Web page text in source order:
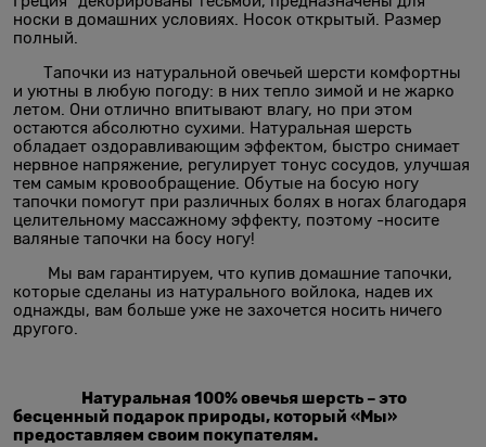
носки в домашних условиях. Носок открытый. Размер
полный.
Тапочки из натуральной овечьей шерсти комфортны
и уютны в любую погоду: в них тепло зимой и не жарко
летом. Они отлично впитывают влагу, но при этом
остаются абсолютно сухими. Натуральная шерсть
обладает оздоравливающим эффектом, быстро снимает
нервное напряжение, регулирует тонус сосудов, улучшая
тем самым кровообращение. Обутые на босую ногу
тапочки помогут при различных болях в ногах благодаря
целительному массажному эффекту, поэтому -носите
валяные тапочки на босу ногу!
Мы вам гарантируем, что купив домашние тапочки,
которые сделаны из натурального войлока, надев их
однажды, вам больше уже не захочется носить ничего
другого.
Натуральная 100% овечья шерсть – это
бесценный подарок природы, который «Мы»
предоставляем своим покупателям.